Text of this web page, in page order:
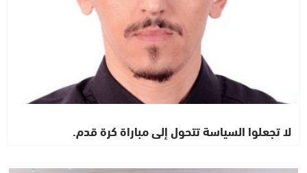
لا تجعلوا السياسة تتحول إلى مباراة كرة قدم.